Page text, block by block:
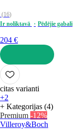
(16)
Ir noliktavā
Pēdējie gabali
204 €
LIKT GROZĀ
citas varianti
+2
+ Kategorijas (4)
Premium -12%
Villeroy&Boch